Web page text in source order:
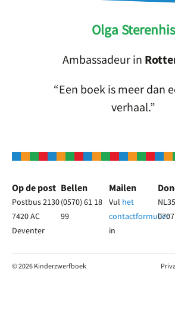
Olga Sterenhis
Ambassadeur in
Een boek is meer dan
verhaal.
Op de post
Postbus 2130
7420 AC
Deventer
Bellen
(0570) 61 18
99
Mailen
Vul het
contactformulier
in
© 2026 Kinderzwerfboek